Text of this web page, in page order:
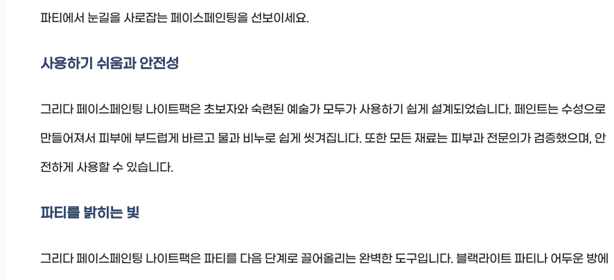
파티에서 눈길을 사로잡는 페이스페인팅을 선보이세요.
사용하기 쉬움과 안전성
그리다 페이스페인팅 나이트팩은 초보자와 숙련된 예술가 모두가 사용하기 쉽게 설계되었습니다. 페인트는 수성으로
만들어져서 피부에 부드럽게 바르고 물과 비누로 쉽게 씻겨집니다. 또한 모든 재료는 피부과 전문의가 검증했으며, 안
전하게 사용할 수 있습니다.
파티를 밝히는 빛
그리다 페이스페인팅 나이트팩은 파티를 다음 단계로 끌어올리는 완벽한 도구입니다. 블랙라이트 파티나 어두운 방에